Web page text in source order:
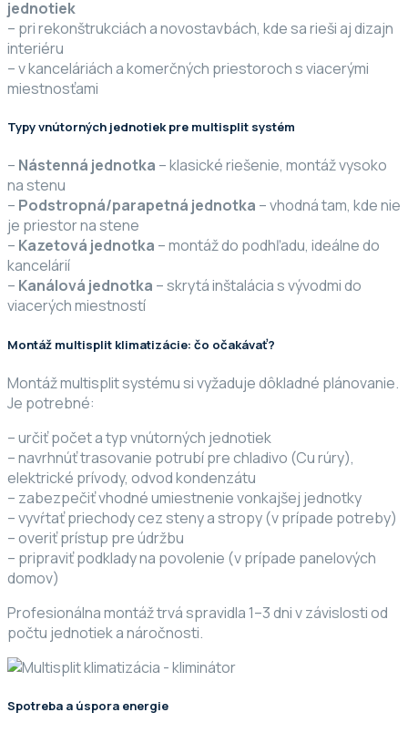
jednotiek
– pri rekonštrukciách a novostavbách, kde sa rieši aj dizajn
interiéru
– v kanceláriách a komerčných priestoroch s viacerými
miestnosťami
Typy vnútorných jednotiek pre multisplit systém
– Nástenná jednotka – klasické riešenie, montáž vysoko
na stenu
– Podstropná/parapetná jednotka – vhodná tam, kde nie
je priestor na stene
– Kazetová jednotka – montáž do podhľadu, ideálne do
kancelárií
– Kanálová jednotka – skrytá inštalácia s vývodmi do
viacerých miestností
Montáž multisplit klimatizácie: čo očakávať?
Montáž multisplit systému si vyžaduje dôkladné plánovanie.
Je potrebné:
– určiť počet a typ vnútorných jednotiek
– navrhnúť trasovanie potrubí pre chladivo (Cu rúry),
elektrické prívody, odvod kondenzátu
– zabezpečiť vhodné umiestnenie vonkajšej jednotky
– vyvŕtať priechody cez steny a stropy (v prípade potreby)
– overiť prístup pre údržbu
– pripraviť podklady na povolenie (v prípade panelových
domov)
Profesionálna montáž trvá spravidla 1–3 dni v závislosti od
počtu jednotiek a náročnosti.
Spotreba a úspora energie